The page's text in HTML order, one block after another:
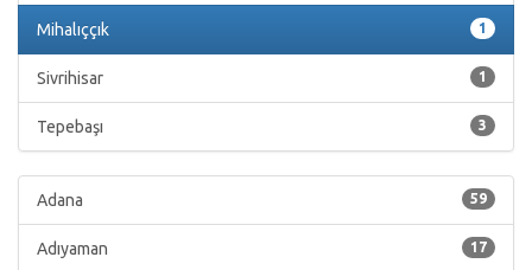
1
Mihalıççık
1
Sivrihisar
3
Tepebaşı
59
Adana
17
Adıyaman